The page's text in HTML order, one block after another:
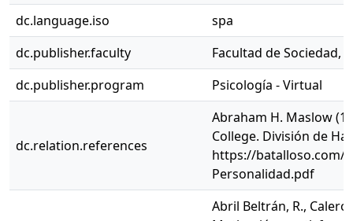
dc.language.iso
spa
dc.publisher.faculty
Facultad de Sociedad,
dc.publisher.program
Psicología - Virtual
dc.relation.references
Abraham H. Maslow
College. División de
https://batalloso.com/
Personalidad.pdf
Abril Beltrán, R.,